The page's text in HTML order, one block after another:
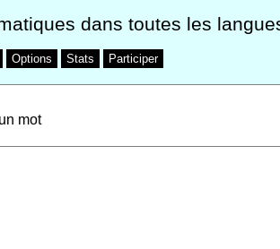
dans toutes les
Options Stats Participer
mot